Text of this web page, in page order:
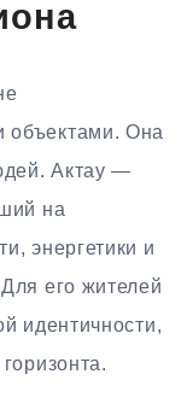
объектами. Она
Актау —
на
энергетики и
его жителей
идентичности,